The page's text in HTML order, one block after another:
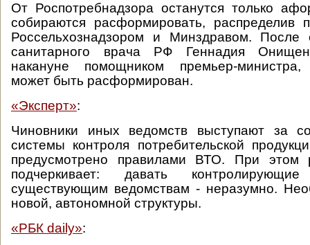
От Роспотребнадзора останутся только
собираются расформировать, распределив
Россельхознадзором и Минздравом. После
санитарного врача РФ Геннадия
накануне помощником премьер-министра,
может быть расформирован.
«Эксперт»:
Чиновники иных ведомств выступают за
системы контроля потребительской
предусмотрено правилами ВТО. При этом
подчеркивает: давать
существующим ведомствам - неразумно.
новой, автономной структуры.
«РБК daily»: